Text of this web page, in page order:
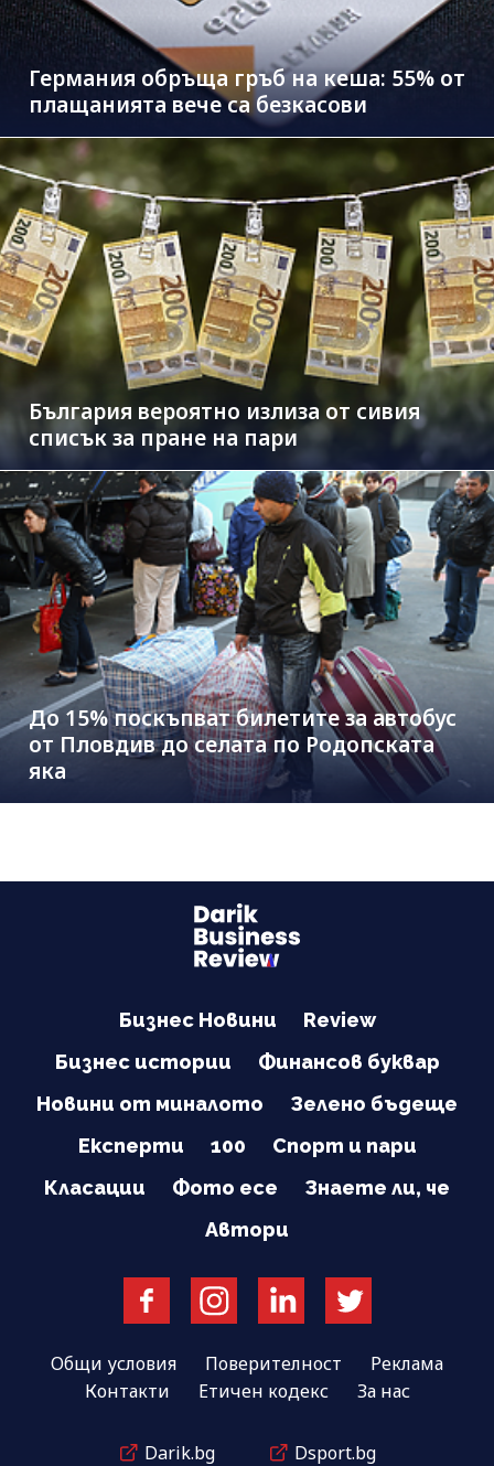
Германия обръща гръб на кеша: 55% от
плащанията вече са безкасови
България вероятно излиза от сивия
списък за пране на пари
До 15% поскъпват билетите за автобус
от Пловдив до селата по Родопската
яка
Бизнес Новини
Review
Бизнес истории
Финансов буквар
Новини от миналото
Зелено бъдеще
Експерти
100
Спорт и пари
Класации
Фото есе
Знаете ли, че
Автори
Общи условия Поверителност
Реклама
Контакти
Етичен кодекс За нас
Darik.bg Dsport.bg